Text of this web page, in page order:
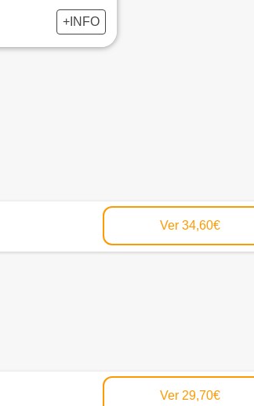
+INFO
Ver 34,60€
Ver 29,70€